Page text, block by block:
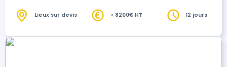
puissance à une présence de grande qualité, à
Dans cette époque en transition vers une
nouvelle ère, une bonne perception de son
Lieux sur devis > 8200€ HT 12 jours